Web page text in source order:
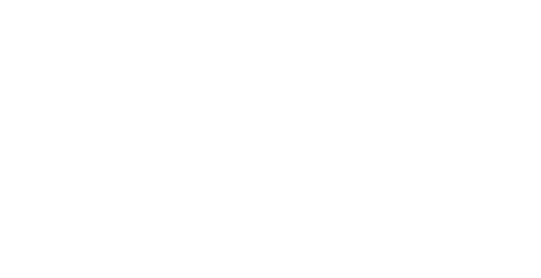
をご了承くださ
1000ppm以下、
下、フタル酸ジブチ
) : 1000ppm、
、
これらの製造装